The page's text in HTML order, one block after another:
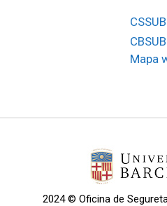
CSSUB
CBSUB
Mapa
2024 © Oficina de